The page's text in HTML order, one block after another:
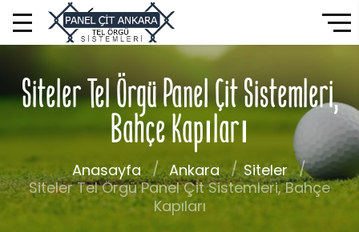
Siteler Tel Örgü Panel Çit Sistemleri,
Bahçe Kapıları
Anasayfa Ankara
Siteler
Siteler Tel Örgü Panel Çit Sistemleri, Bahçe
Kapıları